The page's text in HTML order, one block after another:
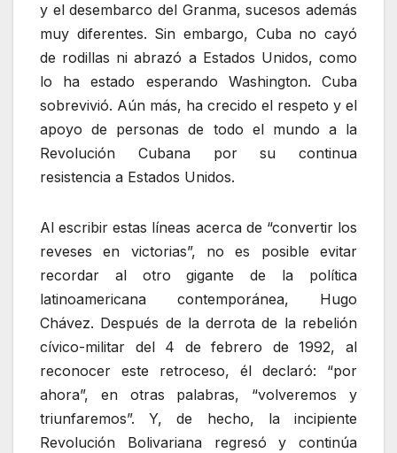
y el desembarco del Granma, sucesos además
muy diferentes. Sin embargo, Cuba no cayó
de rodillas ni abrazó a Estados Unidos, como
lo ha estado esperando Washington. Cuba
sobrevivió. Aún más, ha crecido el respeto y el
apoyo de personas de todo el mundo a la
Revolución Cubana por su continua
resistencia a Estados Unidos.
Al escribir estas líneas acerca de “convertir los
reveses en victorias”, no es posible evitar
recordar al otro gigante de la política
latinoamericana contemporánea, Hugo
Chávez. Después de la derrota de la rebelión
cívico-militar del 4 de febrero de 1992, al
reconocer este retroceso, él declaró: “por
ahora”, en otras palabras, “volveremos y
triunfaremos”. Y, de hecho, la incipiente
Revolución Bolivariana regresó y continúa